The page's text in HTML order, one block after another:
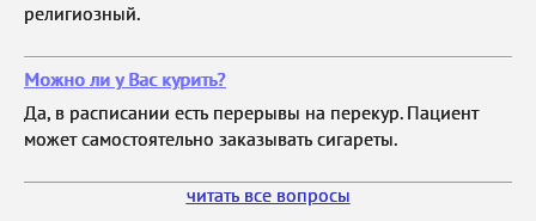
религиозный.
Можно ли у Вас курить?
Да, в расписании есть перерывы на перекур. Пациент
может самостоятельно заказывать сигареты.
читать все вопросы